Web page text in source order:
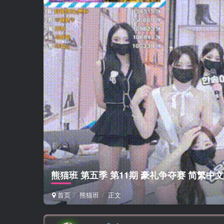
熊猫班 第五季 第11期 豪礼争夺赛 简繁中
首页 熊猫班 正文